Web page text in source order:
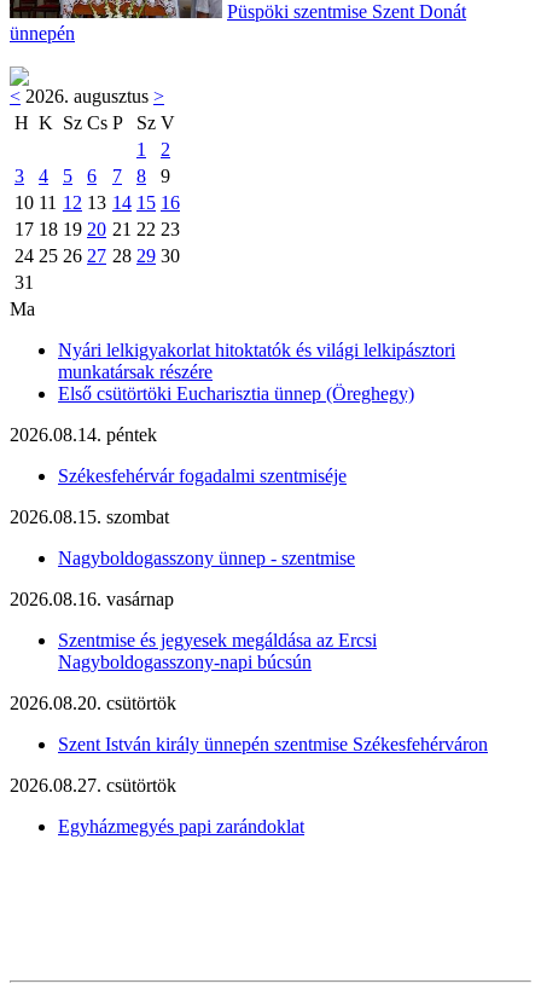
Püspöki szentmise Szent Donát
ünnepén
< 2026. augusztus >
H K Sz Cs P Sz V
1
2
3
4 5 6 7 8
9
10 11 12 13 14 15 16
17 18 19 20 21 22 23
24 25 26 27 28 29 30
31
Ma
Nyári lelkigyakorlat hitoktatók és világi lelkipásztori
munkatársak részére
Első csütörtöki Eucharisztia ünnep (Öreghegy)
2026.08.14. péntek
Székesfehérvár fogadalmi szentmiséje
2026.08.15. szombat
Nagyboldogasszony ünnep - szentmise
2026.08.16. vasárnap
Szentmise és jegyesek megáldása az Ercsi
Nagyboldogasszony-napi búcsún
2026.08.20. csütörtök
Szent István király ünnepén szentmise Székesfehérváron
2026.08.27. csütörtök
Egyházmegyés papi zarándoklat